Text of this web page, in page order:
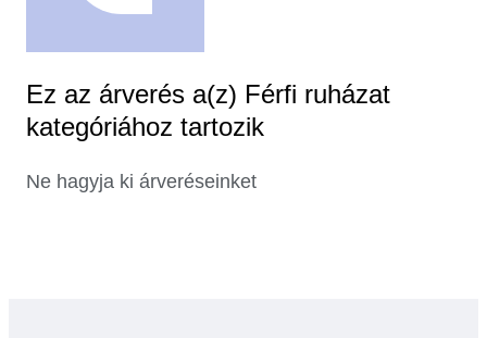
Ez az árverés a(z) Férfi ruházat
kategóriához tartozik
Ne hagyja ki árveréseinket